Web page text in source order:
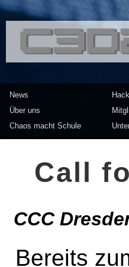
<<</>>
News
Über uns
Chaos macht Schule
Call
CCC
Bereits